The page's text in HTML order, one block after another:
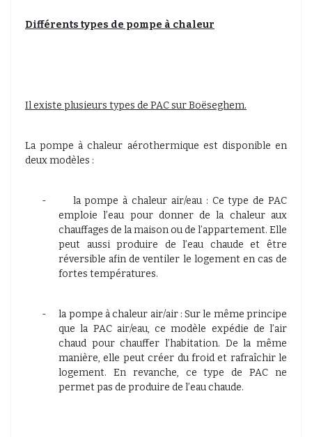
Différents types de pompe à chaleur
Il existe plusieurs types de PAC sur Boëseghem.
La pompe à chaleur aérothermique est disponible en
deux modèles :
-
la pompe à chaleur air/eau : Ce type de PAC
emploie l’eau pour donner de la chaleur aux
chauffages de la maison ou de l’appartement. Elle
peut aussi produire de l’eau chaude et être
réversible afin de ventiler le logement en cas de
fortes températures.
-
la pompe à chaleur air/air : Sur le même principe
que la PAC air/eau, ce modèle expédie de l’air
chaud pour chauffer l’habitation. De la même
manière, elle peut créer du froid et rafraîchir le
logement. En revanche, ce type de PAC ne
permet pas de produire de l’eau chaude.